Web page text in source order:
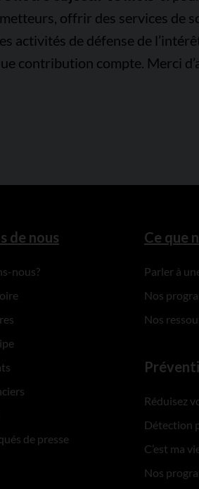
offrir des services de
activités de défense de
contribution compte. Merci
de nous
nous?
de presse
Ce que
Parler à
Nos
Nos
Réduisez
Détection
C’est ma
Nos